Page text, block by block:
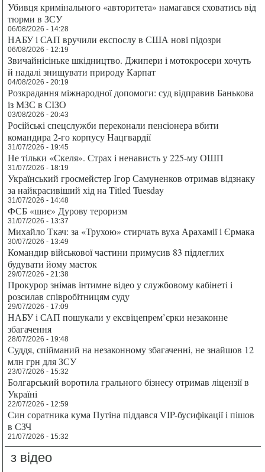
Убивця кримінального «авторитета» намагався сховатись від
тюрми в ЗСУ
06/08/2026 - 14:28
НАБУ і САП вручили експослу в США нові підозри
06/08/2026 - 12:19
Звичайнісіньке шкідництво. Джипери і мотокросери хочуть
й надалі знищувати природу Карпат
04/08/2026 - 20:19
Розкрадання міжнародної допомоги: суд відправив Банькова
із МЗС в СІЗО
03/08/2026 - 20:43
Російські спецслужби переконали пенсіонера вбити
командира 2-го корпусу Нацгвардії
31/07/2026 - 19:45
Не тільки «Скеля». Страх і ненависть у 225-му ОШП
31/07/2026 - 18:19
Український гросмейстер Ігор Самуненков отримав відзнаку
за найкрасивіший хід на Titled Tuesday
31/07/2026 - 14:48
ФСБ «шиє» Дурову тероризм
31/07/2026 - 13:37
Михайло Ткач: за «Трухою» стирчать вуха Арахамії і Єрмака
30/07/2026 - 13:49
Командир військової частини примусив 83 підлеглих
будувати йому маєток
29/07/2026 - 21:38
Прокурор знімав інтимне відео у службовому кабінеті і
розсилав співробітницям суду
29/07/2026 - 17:09
НАБУ і САП пошукали у ексвіцепрем’єрки незаконне
збагачення
28/07/2026 - 19:48
Суддя, спійманий на незаконному збагаченні, не знайшов 12
млн грн для ЗСУ
23/07/2026 - 15:32
Болгарський воротила грального бізнесу отримав ліцензії в
Україні
22/07/2026 - 12:59
Син соратника кума Путіна піддався VIP-бусифікації і пішов
в СЗЧ
21/07/2026 - 15:32
з відео